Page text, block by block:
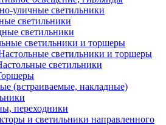
уличные светильники
светильники
светильники
светильники и торшеры
светильники и торшеры
светильники
(встраиваемые, накладные)
переходники
и светильники направленного